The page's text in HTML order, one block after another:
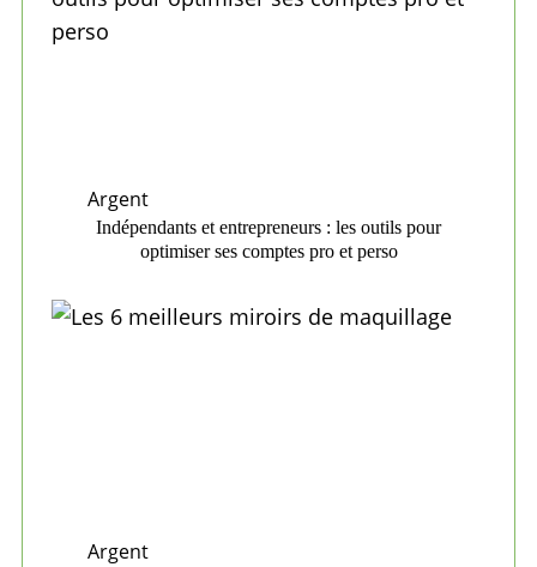
Argent
Indépendants et entrepreneurs : les outils pour
optimiser ses comptes pro et perso
Argent